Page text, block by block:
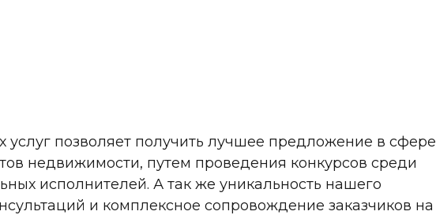
услуг позволяет получить лучшее предложение в сфере
недвижимости, путем проведения конкурсов среди
исполнителей. А так же уникальность нашего
и комплексное сопровождение заказчиков на